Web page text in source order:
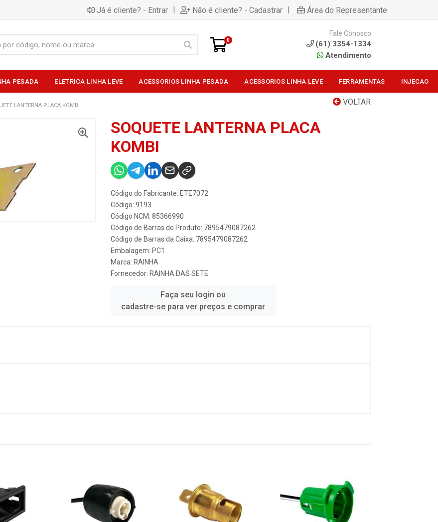
Já é cliente? - Entrar | Não é cliente? - Cadastrar | Área do Representante
0
Fale Conosco
(61) 3354-1334
Atendimento
PESADA ELETRICA LINHA LEVE ACESSORIOS LINHA PESADA ACESSORIOS LINHA LEVE FERRAMENTAS INJECAO
VOLTAR
LANTERNA PLACA KOMBI
SOQUETE LANTERNA PLACA
KOMBI
Código do Fabricante: ETE7072
Código: 9193
Código NCM: 85366990
Código de Barras do Produto: 7895479087262
Código de Barras da Caixa: 7895479087262
Embalagem: PC1
Marca: RAINHA
Fornecedor: RAINHA DAS SETE
Faça seu login ou
cadastre-se para ver preços e comprar